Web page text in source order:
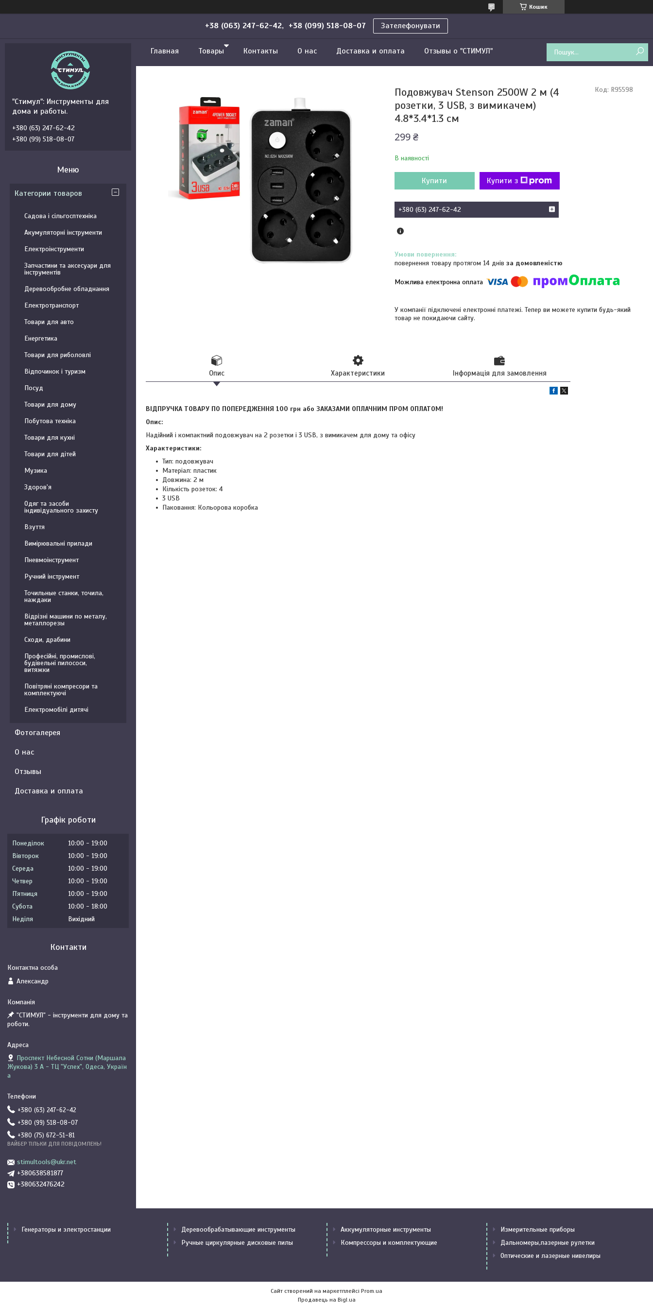
Кошик
+38 (063) 247-62-42, +38 (099) 518-08-07 Зателефонувати
Главная Товары Контакты О нас Доставка и оплата Отзывы о "СТИМУЛ"
Подовжувач Stenson 2500W 2 м (4
розетки, 3 USB, з вимикачем)
4.8*3.4*1.3 см
299 ₴
В наявності
Код: R95598
Купити Купити з
+380 (63) 247-62-42
повернення товару протягом 14 днів за домовленістю
У компанії підключені електронні платежі. Тепер ви можете купити будь-який
товар не покидаючи сайту.
Опис Характеристики Інформація для замовлення
ВІДПРУЧКА ТОВАРУ ПО ПОПЕРЕДЖЕННЯ 100 грн або ЗАКАЗАМИ ОПЛАЧНИМ ПРОМ ОПЛАТОМ!
Опис:
Надійний і компактний подовжувач на 2 розетки і 3 USB, з вимикачем для дому та офісу
Характеристики:
Тип: подовжувач
Матеріал: пластик
Довжина: 2 м
Кількість розеток: 4
3 USB
Паковання: Кольорова коробка
"Стимул": Инструменты для
дома и работы.
+380 (63) 247-62-42
+380 (99) 518-08-07
Категории товаров
Садова і сільгосптехніка
Акумуляторні інструменти
Електроінструменти
Запчастини та аксесуари для
інструментів
Деревообробне обладнання
Електротранспорт
Товари для авто
Енергетика
Товари для риболовлі
Відпочинок і туризм
Посуд
Товари для дому
Побутова техніка
Товари для кухні
Товари для дітей
Музика
Здоров'я
Одяг та засоби
індивідуального захисту
Взуття
Вимірювальні прилади
Пневмоінструмент
Ручний інструмент
Точильные станки, точила,
наждаки
Відрізні машини по металу,
металлорезы
Сходи, драбини
Професійні, промислові,
будівельні пилососи,
витяжки
Повітряні компресори та
комплектуючі
Електромобілі дитячі
Фотогалерея
О нас
Отзывы
Доставка и оплата
Графік роботи
Понеділок 10:00
19:00
Вівторок
10:00
19:00
Середа
10:00
19:00
Четвер
10:00
19:00
Пʼятниця
10:00
19:00
Субота
10:00
18:00
Неділя
Вихідний
Контакти
Александр
"СТИМУЛ" - інструменти для дому та
роботи.
Проспект Небесной Сотни (Маршала
Жукова) 3 А - ТЦ "Успех", Одеса, Україн
а
+380 (63) 247-62-42
+380 (99) 518-08-07
+380 (75) 672-51-81
ВАЙБЕР ТІЛЬКИ ДЛЯ ПОВІДОМЛЕНЬ!
stimultools@ukr.net
+380638581877
+380632476242
Генераторы и электростанции
Деревообрабатывающие инструменты
Ручные циркулярные дисковые пилы
Аккумуляторные инструменты
Компрессоры и комплектующие
Измерительные приборы
Дальномеры,лазерные рулетки
Оптические и лазерные нивелиры
Сайт створений на маркетплейсі Prom.ua
Продавець на Bigl.ua